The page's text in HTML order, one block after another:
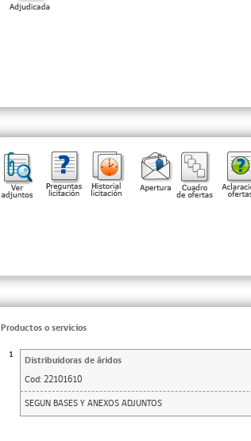
Productos o servicios
1 Distribuidoras de áridos
Cod: 22101610
SEGUN BASES Y ANEXOS ADJUNTOS